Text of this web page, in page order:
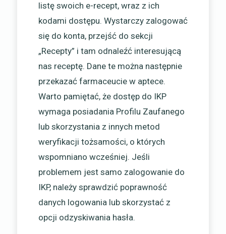
listę swoich e-recept, wraz z ich
kodami dostępu. Wystarczy zalogować
się do konta, przejść do sekcji
„Recepty” i tam odnaleźć interesującą
nas receptę. Dane te można następnie
przekazać farmaceucie w aptece.
Warto pamiętać, że dostęp do IKP
wymaga posiadania Profilu Zaufanego
lub skorzystania z innych metod
weryfikacji tożsamości, o których
wspomniano wcześniej. Jeśli
problemem jest samo zalogowanie do
IKP, należy sprawdzić poprawność
danych logowania lub skorzystać z
opcji odzyskiwania hasła.